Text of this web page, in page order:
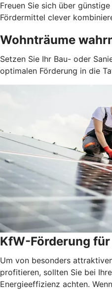
Freuen Sie sich über
Fördermittel clever
Wohnträume
Setzen Sie Ihr Bau- oder
optimalen Förderung in die
KfW-Förderung
Um von besonders
profitieren, sollten Sie bei
Energieeffizienz achten.